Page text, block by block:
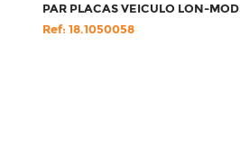
PAR PLACAS VEICULO LON-
Ref: 18.1050058